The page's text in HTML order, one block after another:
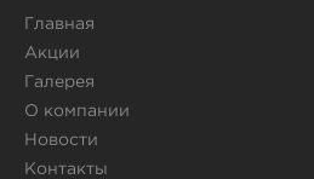
Главная
Акции
Галерея
О компании
Новости
Контакты